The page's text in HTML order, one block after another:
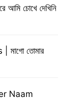
চোখে দেখিনি
তোমার
Naam